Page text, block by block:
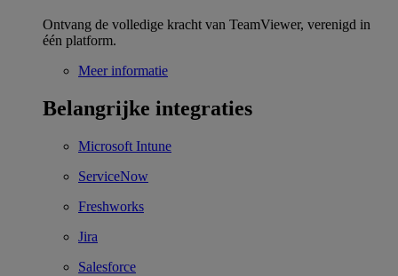
Ontvang de volledige kracht van TeamViewer, verenigd in
één platform.
Meer informatie
Belangrijke integraties
Microsoft Intune
ServiceNow
Freshworks
Jira
Salesforce